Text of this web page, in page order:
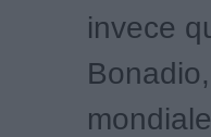
invece